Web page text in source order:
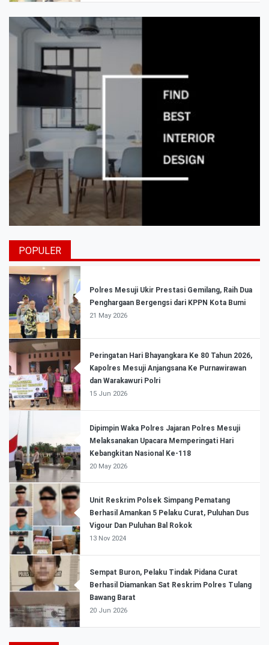
POPULER
Polres Mesuji Ukir Prestasi Gemilang, Raih Dua
Penghargaan Bergengsi dari KPPN Kota Bumi
21 May 2026
Peringatan Hari Bhayangkara Ke 80 Tahun 2026,
Kapolres Mesuji Anjangsana Ke Purnawirawan
dan Warakawuri Polri
15 Jun 2026
Dipimpin Waka Polres Jajaran Polres Mesuji
Melaksanakan Upacara Memperingati Hari
Kebangkitan Nasional Ke-118
20 May 2026
Unit Reskrim Polsek Simpang Pematang
Berhasil Amankan 5 Pelaku Curat, Puluhan Dus
Vigour Dan Puluhan Bal Rokok
13 Nov 2024
Sempat Buron, Pelaku Tindak Pidana Curat
Berhasil Diamankan Sat Reskrim Polres Tulang
Bawang Barat
20 Jun 2026